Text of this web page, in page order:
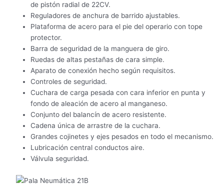
de pistón radial de 22CV.
Reguladores de anchura de barrido ajustables.
Plataforma de acero para el pie del operario con tope
protector.
Barra de seguridad de la manguera de giro.
Ruedas de altas pestañas de cara simple.
Aparato de conexión hecho según requisitos.
Controles de seguridad.
Cuchara de carga pesada con cara inferior en punta y
fondo de aleación de acero al manganeso.
Conjunto del balancín de acero resistente.
Cadena única de arrastre de la cuchara.
Grandes cojinetes y ejes pesados en todo el mecanismo.
Lubricación central conductos aire.
Válvula seguridad.